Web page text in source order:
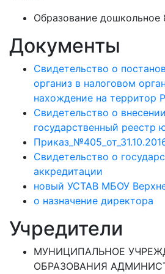
Образование дошкольное
Документы
Свидетельство о
организ в налоговом
нахождение на территор
Свидетельство о
государственный реестр
Свидетельство о
аккредитации
новый УСТАВ МБОУ
о назначение директора
Учредители
МУНИЦИПАЛЬНОЕ
ОБРАЗОВАНИЯ